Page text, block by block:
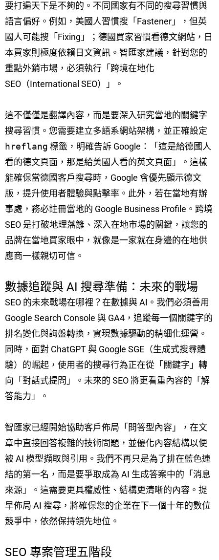
要打遍天下是不夠的。不同國家有不同的搜尋習慣與
語言偏好。例如，美國人習慣搜「Fastener」，但英
國人可能搜「Fixing」；德國買家習慣看德文網站，日
本買家則極度依賴日文資訊。智匯家建議，針對您的
重點外銷市場，必須執行「跨境在地化
SEO（International SEO）」。
這不僅僅是翻譯內容，而是要深入研究當地的關鍵字
搜尋習慣。您需要建立多語系網站架構，並正確設定
hreflang 標籤，明確告訴 Google：「這是給德國人
看的德文頁面，那是給美國人看的英文頁面」。這樣
能確保當德國客戶搜尋時，Google 會優先顯示德文
版，提升使用者體驗與點擊率。此外，若在當地有辦
事處，務必註冊當地的 Google Business Profile。跨境
SEO 是打破地理藩籬、深入在地市場的關鍵，讓您的
品牌在當地買家眼中，就像是一家就在身邊的在地供
應商一樣親切可信。
數據追蹤與 AI 搜尋準備：未來的戰場
SEO 的未來戰場在哪裡？在數據與 AI。我們必須善用
Google Search Console 與 GA4，追蹤每一個關鍵字的
排名變化與詢盤轉換，實現數據驅動的精細化運營。
同時，面對 ChatGPT 與 Google SGE（生成式搜尋體
驗）的崛起，使用者的搜尋行為正在從「關鍵字」轉
向「對話式提問」。未來的 SEO 將更看重內容的「解
答能力」。
智匯家已經開始協助客戶佈局「問答型內容」，在文
章中直接回答複雜的技術問題，並優化內容結構以便
被 AI 模型擷取與引用。我們不再只是為了排在藍色連
結的第一名，而是要爭取成為 AI 生成答案中的「消息
來源」。這需要更具權威性、結構更清晰的內容。提
早佈局 AI 搜尋，將確保您的企業在下一個十年的數位
競爭中，依然保持領先地位。
SEO 專案管理五階段